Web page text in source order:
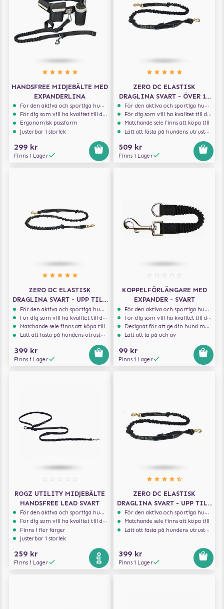
HANDSFREE MIDJEBÄLTE MED
EXPANDERLINA
För den aktiva och sportiga hunden
För dig som vill ha kvalitet till din hund!
Ergonomisk passform
Justerbar i storlek
299 kr
Finns i Lager
ZERO DC ELASTISK
DRAGLINA SVART - ÖVER 10
KG - 1.9 M
För den aktiva och sportiga hunden
För dig som vill ha kvalitet till din hund!
Matchande sele finns att köpa till
Lätt att fästa på hundens utrustning
509 kr
Finns i Lager
ZERO DC ELASTISK
DRAGLINA SVART - UPP TILL
10 KG - 2.7 M
För den aktiva och sportiga hunden
För dig som vill ha kvalitet till din hund!
Matchande sele finns att köpa till
Lätt att fästa på hundens utrustning
399 kr
Finns i Lager
KOPPELFÖRLÄNGARE MED
EXPANDER - SVART
För den aktiva och sportiga hunden
För dig som vill ha kvalitet till din hund!
Designat för att ge din hund maximal komfort
Lätt att ta på och av
99 kr
Finns i Lager
ROGZ UTILITY MIDJEBÄLTE
HANDSFREE LEAD SVART
För den aktiva och sportiga hunden
För dig som vill ha kvalitet till din hund!
Finns i fler färger
Justerbar i storlek
259 kr
Finns i Lager
ZERO DC ELASTISK
DRAGLINA SVART - UPP TILL
10 KG - 1.9 M
För den aktiva och sportiga hunden
Matchande sele finns att köpa till
Lätt att fästa på hundens utrustning
399 kr
Finns i Lager